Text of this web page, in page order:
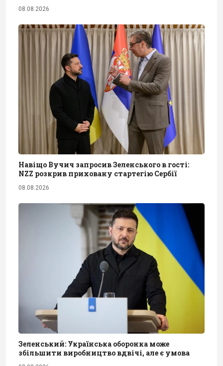
08.08.2026
Навіщо Вучич запросив Зеленського в гості:
NZZ розкрив приховану стартегію Сербії
08.08.2026
Зеленський: Українська оборонка може
збільшити виробництво вдвічі, але є умова